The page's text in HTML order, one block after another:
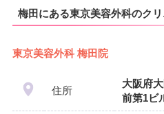
梅田にある東京美容外科のク
東京美容外科 梅田院
住所
大阪府
前第1ビ